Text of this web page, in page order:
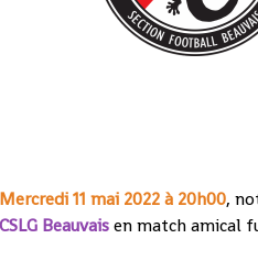
Mercredi 11 mai 2022 à 20h00,
CSLG Beauvaisen match amical